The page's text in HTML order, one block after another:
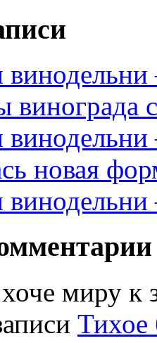
винограда
новая
миру к
Тихое